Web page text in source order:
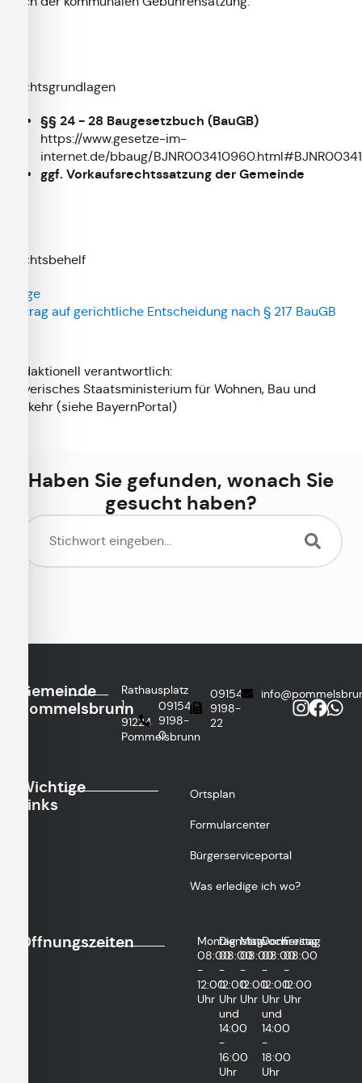
Rechtsgrundlagen
§§ 24 - 28 Baugesetzbuch (BauGB)
https://www.gesetze-im-
internet.de/bbaug/
ggf. Vorkaufsrechtssatzung der Gemeinde
Rechtsbehelf
Klage
Antrag auf gerichtliche Entscheidung nach § 217 BauGB
Redaktionell verantwortlich:
Bayerisches Staatsministerium für Wohnen, Bau und
Verkehr (siehe BayernPortal)
Haben Sie gefunden, wonach Sie
gesucht haben?
Gemeinde
Pommelsbrunn
Rathausplatz
1
91224
Pommelsbrunn
09154
9198-
0
09154
9198-
22
Wichtige
Links
Ortsplan
Formularcenter
Bürgerserviceportal
Was erledige ich wo?
Öffnungszeiten
Montag
08:00
-
12:00
Uhr
Dienstag
08:00
-
12:00
Uhr
und
14:00
-
16:00
Uhr
Mittwoch
08:00
-
12:00
Uhr
Donnerstag
08:00
-
12:00
Uhr
und
14:00
-
18:00
Uhr
Freitag
08:00
-
12:00
Uhr